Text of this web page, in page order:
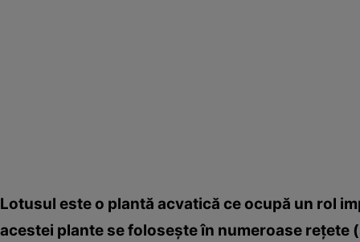
Lotusul este o plantă acvatică ce ocupă un rol
acestei plante se foloseşte în numeroase